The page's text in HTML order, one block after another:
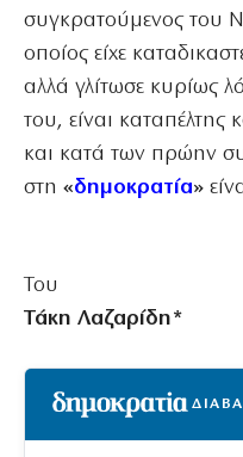
συγκρατούμενος του
οποίος είχε
αλλά γλίτωσε κυρίως
του, είναι καταπέλτης
και κατά των πρώην
στη «δημοκρατία»
Toυ
Τάκη Λαζαρίδη*